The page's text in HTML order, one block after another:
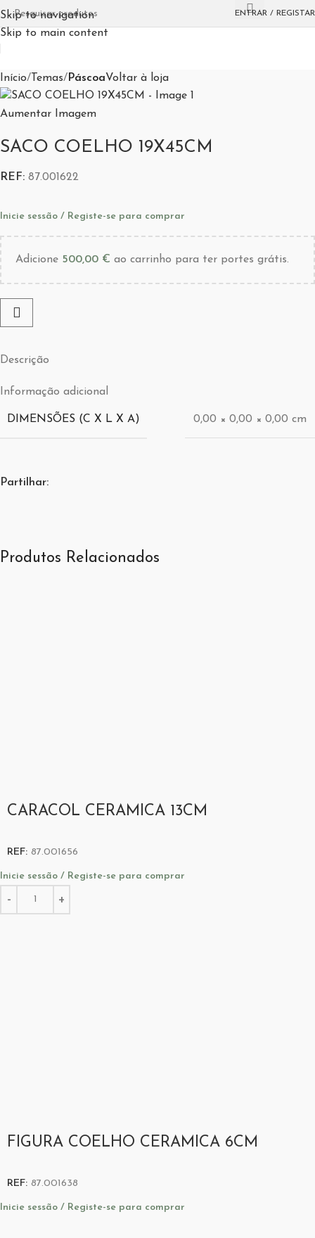
Skip to navigation
Skip to main content
ENTRAR / REGISTAR
Início Temas PáscoaVoltar à loja
Esgotado
Aumentar Imagem
SACO COELHO 19X45CM
REF: 87.001622
Inicie sessão / Registe-se para comprar
Adicione 500,00 € ao carrinho para ter portes grátis.
Descrição
Informação adicional
DIMENSÕES (C X L X A) 0,00 × 0,00 × 0,00 cm
Partilhar:
Produtos Relacionados
CARACOL CERAMICA 13CM
REF: 87.001656
Inicie sessão / Registe-se para comprar
FIGURA COELHO CERAMICA 6CM
REF: 87.001638
Inicie sessão / Registe-se para comprar